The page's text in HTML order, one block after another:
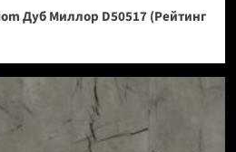
Дуб Миллор D50517 (Рейтинг